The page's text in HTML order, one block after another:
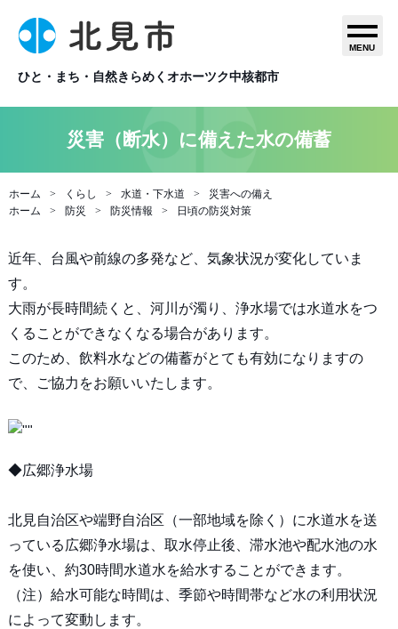
ひと・まち・自然きらめくオホーツク中核都市
MENU
災害（断水）に備えた水の備蓄
ホーム くらし 水道・下水道
災害への備え
ホーム
防災 防災情報 日頃の防災対策
近年、台風や前線の多発など、気象状況が変化していま
す。
大雨が長時間続くと、河川が濁り、浄水場では水道水をつ
くることができなくなる場合があります。
このため、飲料水などの備蓄がとても有効になりますの
で、ご協力をお願いいたします。
◆広郷浄水場
北見自治区や端野自治区（一部地域を除く）に水道水を送
っている広郷浄水場は、取水停止後、滞水池や配水池の水
を使い、約30時間水道水を給水することができます。
（注）給水可能な時間は、季節や時間帯など水の利用状況
によって変動します。